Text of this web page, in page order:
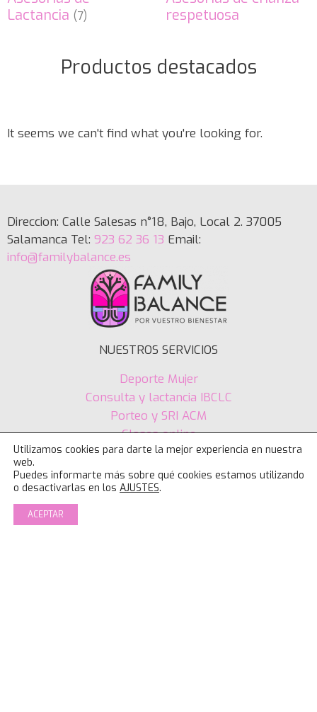
Lactancia (7)
respetuosa
Productos destacados
It seems we can't find what you're looking for.
Direccion: Calle Salesas n°18, Bajo, Local 2. 37005
Salamanca Tel: 923 62 36 13 Email:
info@familybalance.es
NUESTROS SERVICIOS
Deporte Mujer
Consulta y lactancia IBCLC
Porteo y SRI ACM
Clases online
Psicología
Fisioterapia
Logopedia
MÁS INFORMACIÓN EN
Utilizamos cookies para darte la mejor experiencia en nuestra
web.
Puedes informarte más sobre qué cookies estamos utilizando
o desactivarlas en los AJUSTES.
ACEPTAR